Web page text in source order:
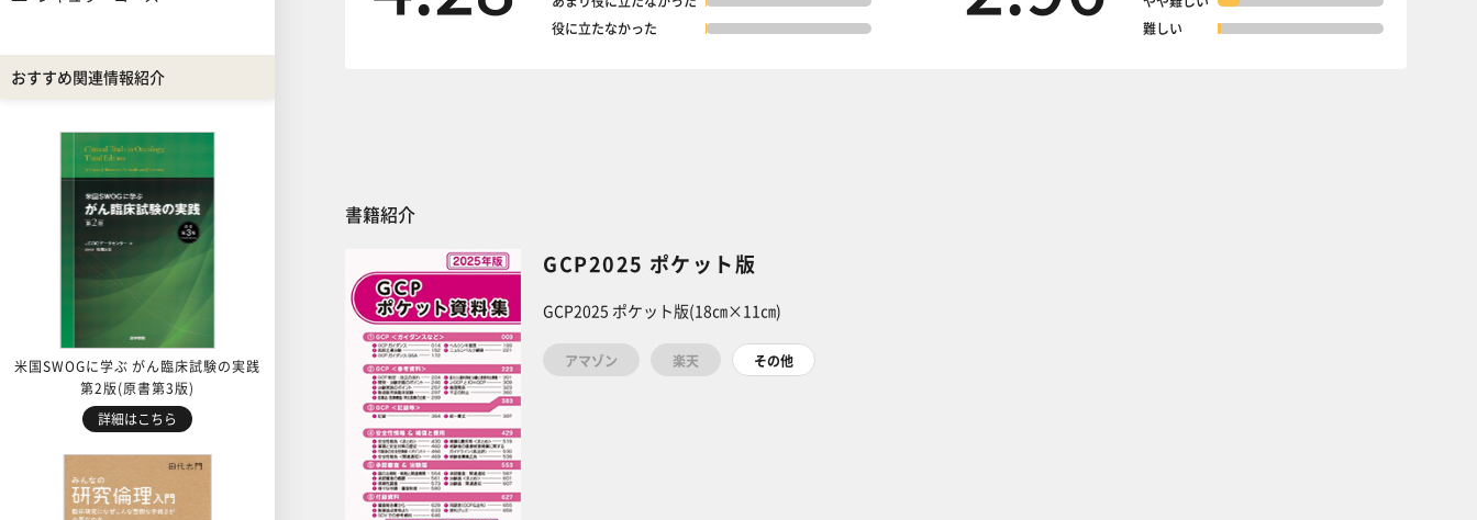
おすすめ関連情報紹介
米国SWOGに学ぶ がん臨床試験の実践
第2版(原書第3版)
詳細はこちら
役に立たなかった
難しい
書籍紹介
GCP2025 ポケット版
GCP2025 ポケット版(18㎝×11㎝)
アマゾン 楽天 その他